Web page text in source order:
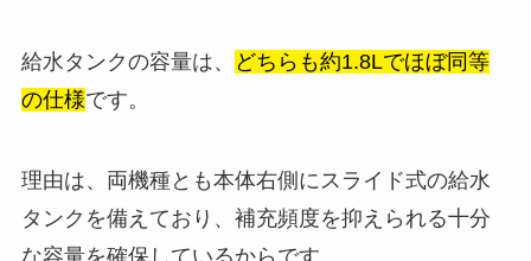
給水タンクの容量は、
どちらも約1.8Lでほぼ同等
の仕様です。
理由は、両機種とも本体右側にスライド式の給水
タンクを備えており、補充頻度を抑えられる十分
な容量を確保しているからです。